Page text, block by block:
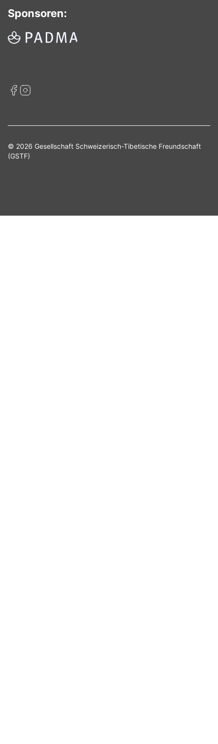
Sponsoren:
© 2026 Gesellschaft Schweizerisch-Tibetische Freundschaft
(GSTF)